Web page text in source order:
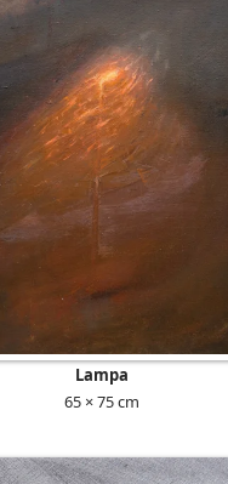
Lampa
65 × 75 cm